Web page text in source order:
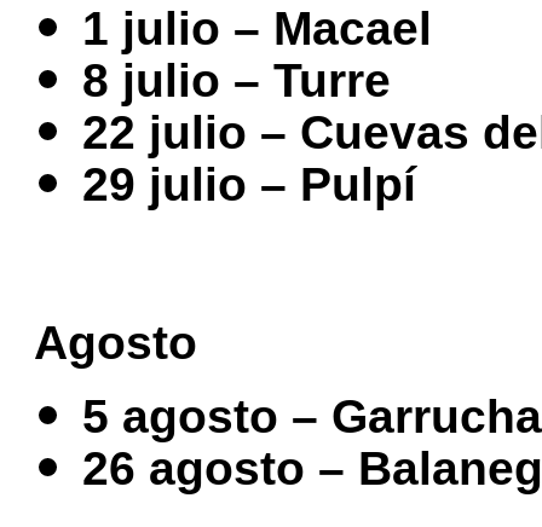
1 julio – Macael
8 julio – Turre
22 julio – Cuevas
29 julio – Pulpí
Agosto
5 agosto – Garrucha
26 agosto –